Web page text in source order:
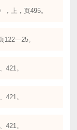
上，页495。
122—25。
421。
421。
421。